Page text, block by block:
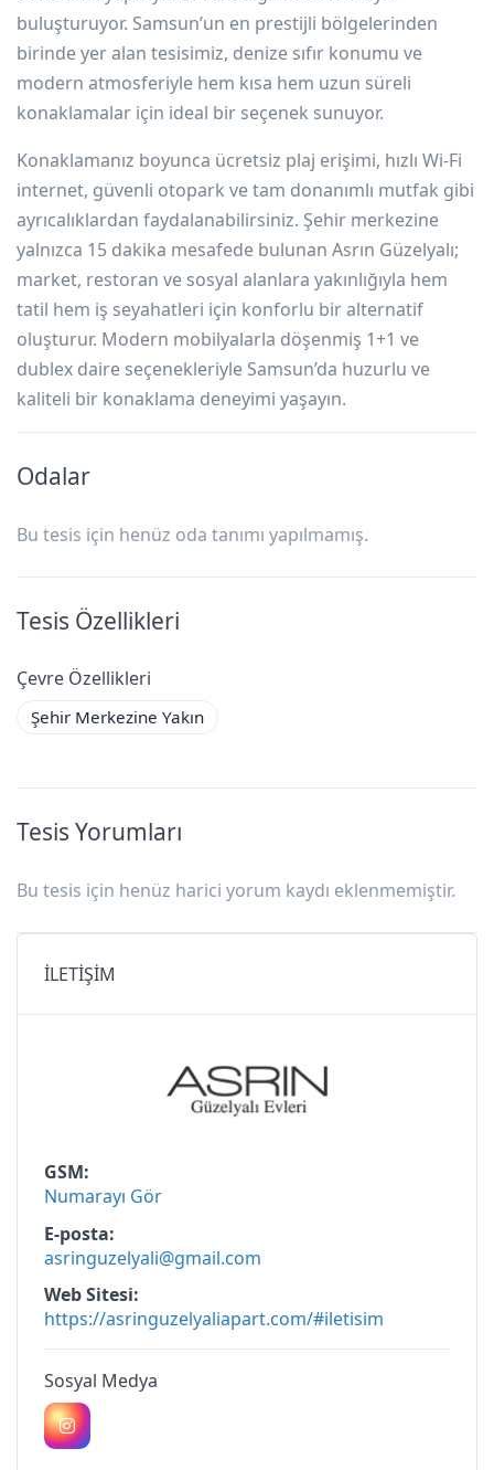
buluşturuyor. Samsun’un en prestijli bölgelerinden
birinde yer alan tesisimiz, denize sıfır konumu ve
modern atmosferiyle hem kısa hem uzun süreli
konaklamalar için ideal bir seçenek sunuyor.
Konaklamanız boyunca ücretsiz plaj erişimi, hızlı Wi-Fi
internet, güvenli otopark ve tam donanımlı mutfak gibi
ayrıcalıklardan faydalanabilirsiniz. Şehir merkezine
yalnızca 15 dakika mesafede bulunan Asrın Güzelyalı;
market, restoran ve sosyal alanlara yakınlığıyla hem
tatil hem iş seyahatleri için konforlu bir alternatif
oluşturur. Modern mobilyalarla döşenmiş 1+1 ve
dublex daire seçenekleriyle Samsun’da huzurlu ve
kaliteli bir konaklama deneyimi yaşayın.
Odalar
Bu tesis için henüz oda tanımı yapılmamış.
Tesis Özellikleri
Çevre Özellikleri
Şehir Merkezine Yakın
Tesis Yorumları
Bu tesis için henüz harici yorum kaydı eklenmemiştir.
İLETİŞİM
GSM
Numarayı Gör
E-posta
asringuzelyali@gmail.com
Web Sitesi
https://asringuzelyaliapart.com/#iletisim
Sosyal Medya